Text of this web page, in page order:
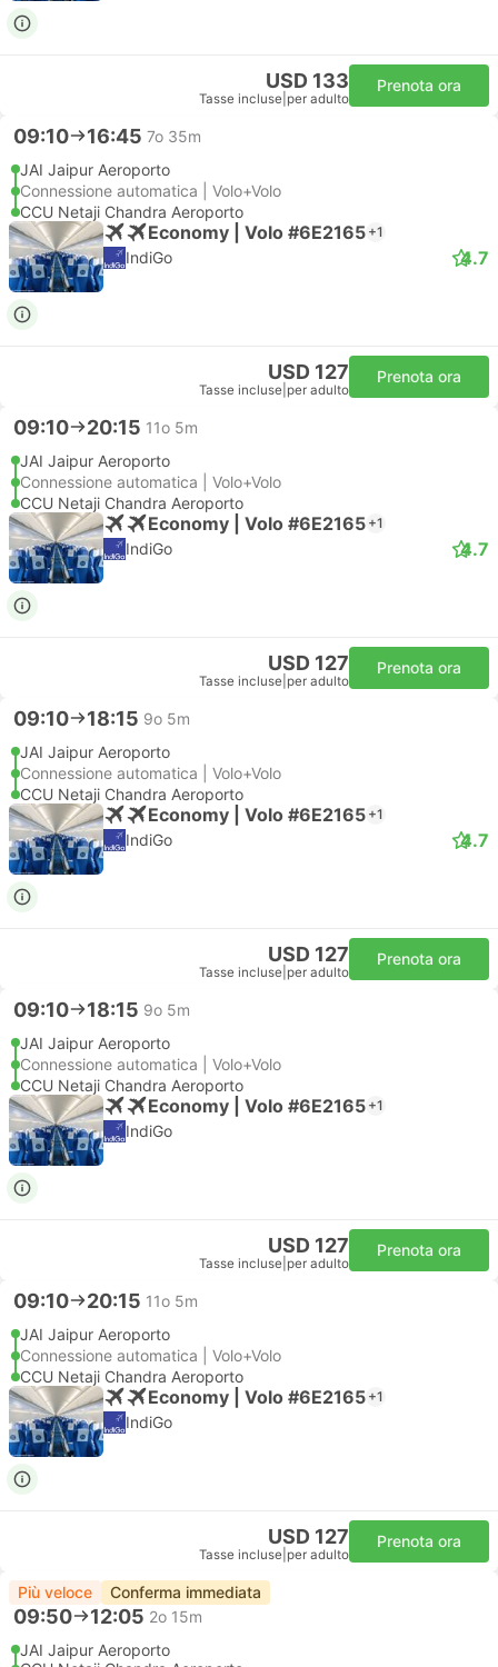
USD 133
Tasse incluse per adulto
Prenota ora
09:10 16:45 7o 35m
JAI Jaipur Aeroporto
Connessione automatica | Volo+Volo
CCU Netaji Chandra Aeroporto
Economy | Volo #6E2165 +1
IndiGo 4.7
USD 127
Tasse incluse per adulto
Prenota ora
09:10 20:15 11o 5m
JAI Jaipur Aeroporto
Connessione automatica | Volo+Volo
CCU Netaji Chandra Aeroporto
Economy | Volo #6E2165 +1
IndiGo 4.7
USD 127
Tasse incluse per adulto
Prenota ora
09:10 18:15 9o 5m
JAI Jaipur Aeroporto
Connessione automatica | Volo+Volo
CCU Netaji Chandra Aeroporto
Economy | Volo #6E2165 +1
IndiGo 4.7
USD 127
Tasse incluse per adulto
Prenota ora
09:10 18:15 9o 5m
JAI Jaipur Aeroporto
Connessione automatica | Volo+Volo
CCU Netaji Chandra Aeroporto
Economy | Volo #6E2165 +1
IndiGo
USD 127
Tasse incluse per adulto
Prenota ora
09:10 20:15 11o 5m
JAI Jaipur Aeroporto
Connessione automatica | Volo+Volo
CCU Netaji Chandra Aeroporto
Economy | Volo #6E2165 +1
IndiGo
USD 127
Tasse incluse per adulto
Prenota ora
Più veloce Conferma immediata
09:50 12:05 2o 15m
JAI Jaipur Aeroporto